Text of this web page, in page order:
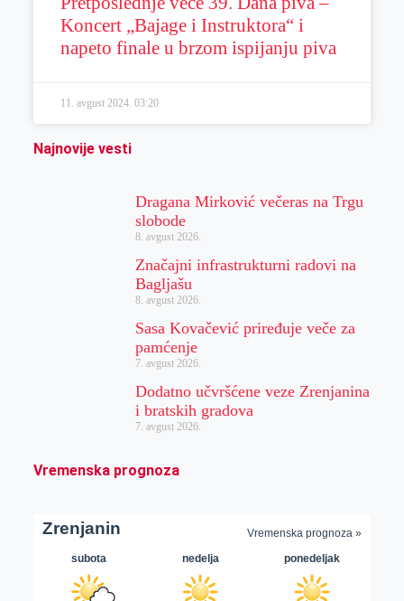
Koncert „Bajage i Instruktora“ i
napeto finale u brzom ispijanju piva
11. avgust 2024. 03:20
Najnovije vesti
Dragana Mirković večeras na Trgu
slobode
8. avgust 2026.
Značajni infrastrukturni radovi na
Bagljašu
8. avgust 2026.
Sasa Kovačević priređuje veče za
pamćenje
7. avgust 2026.
Dodatno učvršćene veze Zrenjanina
i bratskih gradova
7. avgust 2026.
Vremenska prognoza